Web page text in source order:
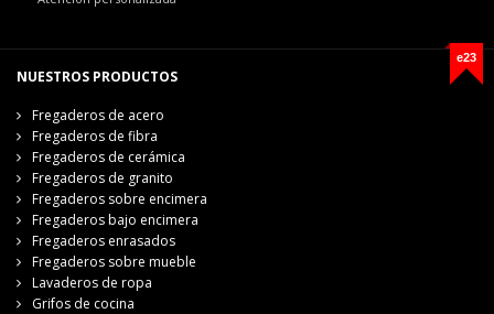
e23
NUESTROS PRODUCTOS
Fregaderos de acero
Fregaderos de fibra
Fregaderos de cerámica
Fregaderos de granito
Fregaderos sobre encimera
Fregaderos bajo encimera
Fregaderos enrasados
Fregaderos sobre mueble
Lavaderos de ropa
Grifos de cocina